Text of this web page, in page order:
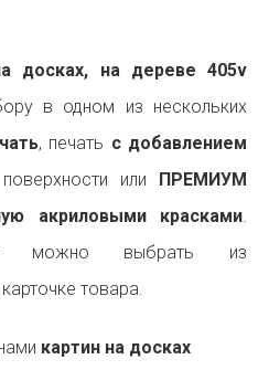
досках, на дереве 405v
в одном из нескольких
, печать с добавлением
или ПРЕМИУМ
акриловыми красками.
можно выбрать из
товара.
картин на досках